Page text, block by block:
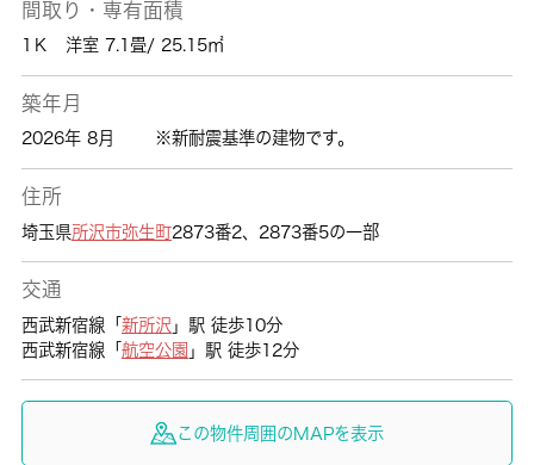
間取り・専有面積
1Ｋ 洋室 7.1畳/ 25.15㎡
築年月
2026年 8月 ※新耐震基準の建物です。
住所
埼玉県所沢市弥生町2873番2、2873番5の一部
交通
西武新宿線「 新所沢 」駅 徒歩10分
西武新宿線「 航空公園 」駅 徒歩12分
この物件周囲のMAPを表示